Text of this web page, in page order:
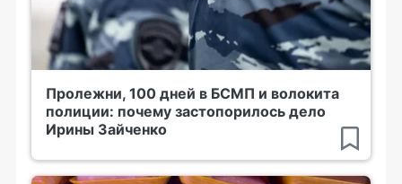
Пролежни, 100 дней в БСМП и волокита
полиции: почему застопорилось дело
Ирины Зайченко